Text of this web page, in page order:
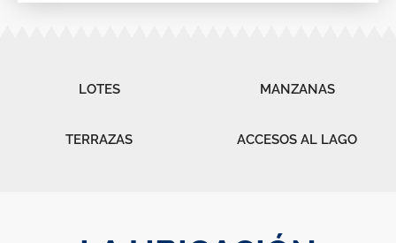
LOTES MANZANAS
TERRAZAS ACCESOS AL LAGO